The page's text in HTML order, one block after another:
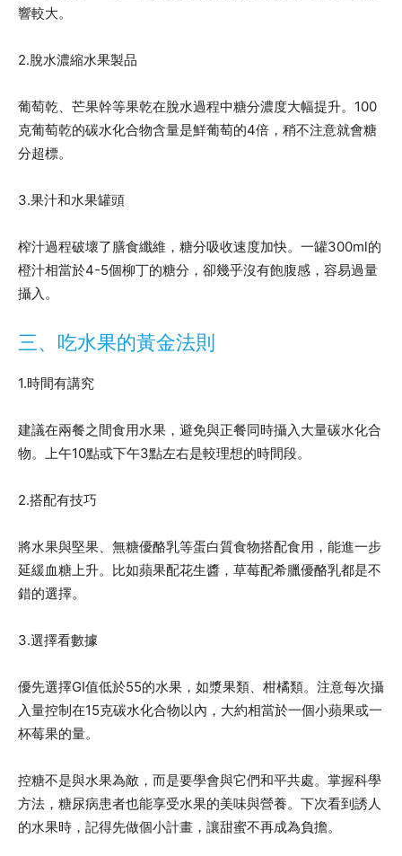
響較大。
2.脫水濃縮水果製品
葡萄乾、芒果幹等果乾在脫水過程中糖分濃度大幅提升。100
克葡萄乾的碳水化合物含量是鮮葡萄的4倍，稍不注意就會糖
分超標。
3.果汁和水果罐頭
榨汁過程破壞了膳食纖維，糖分吸收速度加快。一罐300ml的
橙汁相當於4-5個柳丁的糖分，卻幾乎沒有飽腹感，容易過量
攝入。
三、吃水果的黃金法則
1.時間有講究
建議在兩餐之間食用水果，避免與正餐同時攝入大量碳水化合
物。上午10點或下午3點左右是較理想的時間段。
2.搭配有技巧
將水果與堅果、無糖優酪乳等蛋白質食物搭配食用，能進一步
延緩血糖上升。比如蘋果配花生醬，草莓配希臘優酪乳都是不
錯的選擇。
3.選擇看數據
優先選擇GI值低於55的水果，如漿果類、柑橘類。注意每次攝
入量控制在15克碳水化合物以內，大約相當於一個小蘋果或一
杯莓果的量。
控糖不是與水果為敵，而是要學會與它們和平共處。掌握科學
方法，糖尿病患者也能享受水果的美味與營養。下次看到誘人
的水果時，記得先做個小計畫，讓甜蜜不再成為負擔。